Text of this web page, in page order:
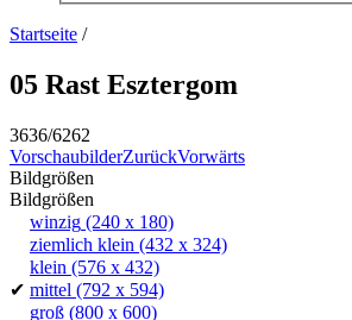
Startseite /
05 Rast Esztergom
3636/6262
VorschaubilderZurückVorwärts
Bildgrößen
Bildgrößen
winzig (240 x 180)
ziemlich klein (432 x 324)
klein (576 x 432)
✔ mittel (792 x 594)
groß (800 x 600)